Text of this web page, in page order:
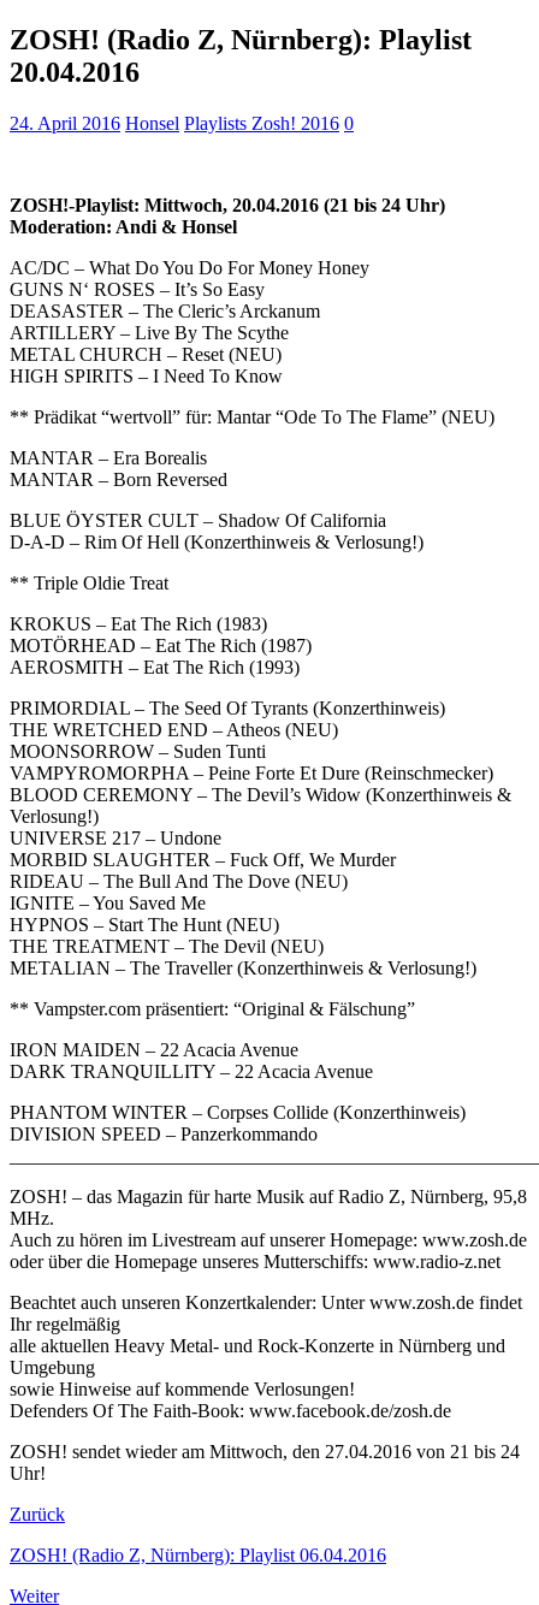
ZOSH! (Radio Z, Nürnberg): Playlist
20.04.2016
24. April 2016 Honsel Playlists Zosh! 2016 0
ZOSH!-Playlist: Mittwoch, 20.04.2016 (21 bis 24 Uhr)
Moderation: Andi & Honsel
AC/DC – What Do You Do For Money Honey
GUNS N‘ ROSES – It’s So Easy
DEASASTER – The Cleric’s Arckanum
ARTILLERY – Live By The Scythe
METAL CHURCH – Reset (NEU)
HIGH SPIRITS – I Need To Know
** Prädikat “wertvoll” für: Mantar “Ode To The Flame” (NEU)
MANTAR – Era Borealis
MANTAR – Born Reversed
BLUE ÖYSTER CULT – Shadow Of California
D-A-D – Rim Of Hell (Konzerthinweis & Verlosung!)
** Triple Oldie Treat
KROKUS – Eat The Rich (1983)
MOTÖRHEAD – Eat The Rich (1987)
AEROSMITH – Eat The Rich (1993)
PRIMORDIAL – The Seed Of Tyrants (Konzerthinweis)
THE WRETCHED END – Atheos (NEU)
MOONSORROW – Suden Tunti
VAMPYROMORPHA – Peine Forte Et Dure (Reinschmecker)
BLOOD CEREMONY – The Devil’s Widow (Konzerthinweis &
Verlosung!)
UNIVERSE 217 – Undone
MORBID SLAUGHTER – Fuck Off, We Murder
RIDEAU – The Bull And The Dove (NEU)
IGNITE – You Saved Me
HYPNOS – Start The Hunt (NEU)
THE TREATMENT – The Devil (NEU)
METALIAN – The Traveller (Konzerthinweis & Verlosung!)
** Vampster.com präsentiert: “Original & Fälschung”
IRON MAIDEN – 22 Acacia Avenue
DARK TRANQUILLITY – 22 Acacia Avenue
PHANTOM WINTER – Corpses Collide (Konzerthinweis)
DIVISION SPEED – Panzerkommando
ZOSH! – das Magazin für harte Musik auf Radio Z, Nürnberg, 95,8
MHz.
Auch zu hören im Livestream auf unserer Homepage: www.zosh.de
oder über die Homepage unseres Mutterschiffs: www.radio-z.net
Beachtet auch unseren Konzertkalender: Unter www.zosh.de findet
Ihr regelmäßig
alle aktuellen Heavy Metal- und Rock-Konzerte in Nürnberg und
Umgebung
sowie Hinweise auf kommende Verlosungen!
Defenders Of The Faith-Book: www.facebook.de/zosh.de
ZOSH! sendet wieder am Mittwoch, den 27.04.2016 von 21 bis 24
Uhr!
Zurück
ZOSH! (Radio Z, Nürnberg): Playlist 06.04.2016
Weiter